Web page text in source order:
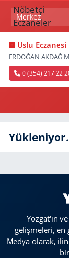
Uslu Eczanesi
ERDOĞAN AKDAĞ
0 (354) 217 22
Yozgat'ın
gelişmeleri, en
Medya olarak,